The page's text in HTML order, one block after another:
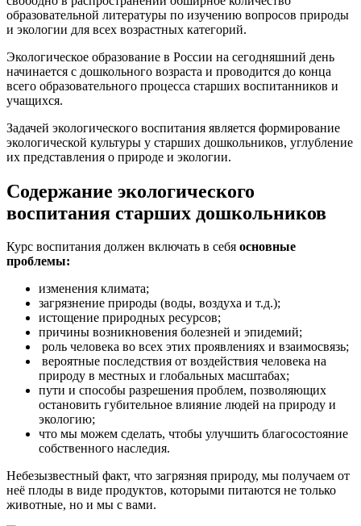
образовательной литературы по изучению вопросов природы
и экологии для всех возрастных категорий.
Экологическое образование в России на сегодняшний день
начинается с дошкольного возраста и проводится до конца
всего образовательного процесса старших воспитанников и
учащихся.
Задачей экологического воспитания является формирование
экологической культуры у старших дошкольников, углубление
их представления о природе и экологии.
Содержание экологического
воспитания старших дошкольников
Курс воспитания должен включать в себя основные
проблемы:
изменения климата;
загрязнение природы (воды, воздуха и т.д.);
истощение природных ресурсов;
причины возникновения болезней и эпидемий;
роль человека во всех этих проявлениях и взаимосвязь;
вероятные последствия от воздействия человека на
природу в местных и глобальных масштабах;
пути и способы разрешения проблем, позволяющих
остановить губительное влияние людей на природу и
экологию;
что мы можем сделать, чтобы улучшить благосостояние
собственного наследия.
Небезызвестный факт, что загрязняя природу, мы получаем от
неё плоды в виде продуктов, которыми питаются не только
животные, но и мы с вами.